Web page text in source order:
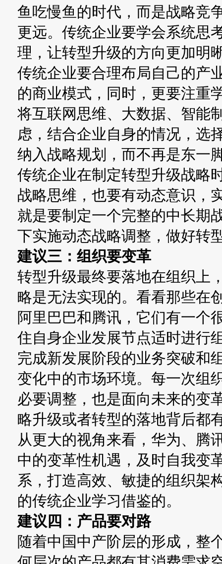
鱼吃慢鱼的时代，而是战略竞
更远。传统企业要学会系统思
理，让转型升级的方向更加明
传统企业要合理布局自己的产
的商业模式，同时，更要注重
将互联网思维、大数据、智能
虑，结合企业自身的情况，选
纳入战略规划，而不再是东一
传统企业在制定转型升级战略
战略思维，也要有动态意识，
就是要制定一个完整的中长期
下实施动态战略调整，做好转
建议三：组织要变革
转型升级最终要落地在组织上
略是无法实现的。看看那些在
阿里巴巴和腾讯，它们有一个
住自身企业发展节点适时进行
完成新发展阶段的业务突破和
变化中的市场环境。每一次组
必要调整，也是面向未来的变
略升级或者转型的落地背后都
从更大的视角来看，华为、腾
中的变革性机遇，及时自我变
系，打造高效、敏捷的组织架
的传统企业学习借鉴的。
建议四：产品要对路
随着中国中产阶层的形成，整